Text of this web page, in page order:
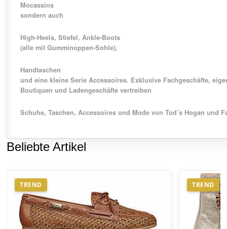
Mocassins
sondern auch
High-Heels, Stiefel, Ankle-Boots
(alle mit Gumminoppen-Sohle),
Handtaschen
und eine kleine Serie Accessoires. Exklusive Fachgeschäfte,
Boutiquen und Ladengeschäfte vertreiben
Schuhe, Taschen, Accessoires und Mode von Tod´s Hogan und
Beliebte Artikel
TREND TREND